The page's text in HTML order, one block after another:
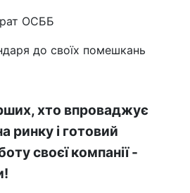
ОСББ
до своїх помешкань
хто впроваджує
ринку і готовий
своєї компанії -